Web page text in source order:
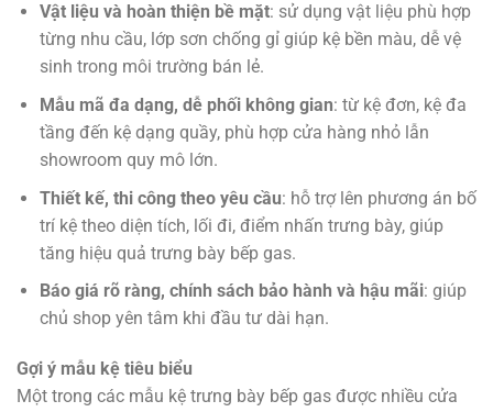
Vật liệu và hoàn thiện bề mặt: sử dụng vật liệu phù hợp
từng nhu cầu, lớp sơn chống gỉ giúp kệ bền màu, dễ vệ
sinh trong môi trường bán lẻ.
Mẫu mã đa dạng, dễ phối không gian: từ kệ đơn, kệ đa
tầng đến kệ dạng quầy, phù hợp cửa hàng nhỏ lẫn
showroom quy mô lớn.
Thiết kế, thi công theo yêu cầu: hỗ trợ lên phương án bố
trí kệ theo diện tích, lối đi, điểm nhấn trưng bày, giúp
tăng hiệu quả trưng bày bếp gas.
Báo giá rõ ràng, chính sách bảo hành và hậu mãi: giúp
chủ shop yên tâm khi đầu tư dài hạn.
Gợi ý mẫu kệ tiêu biểu
Một trong các mẫu kệ trưng bày bếp gas được nhiều cửa